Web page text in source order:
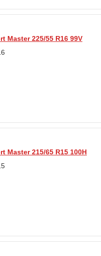
Master 225/55 R16 99V
Master 215/65 R15 100H